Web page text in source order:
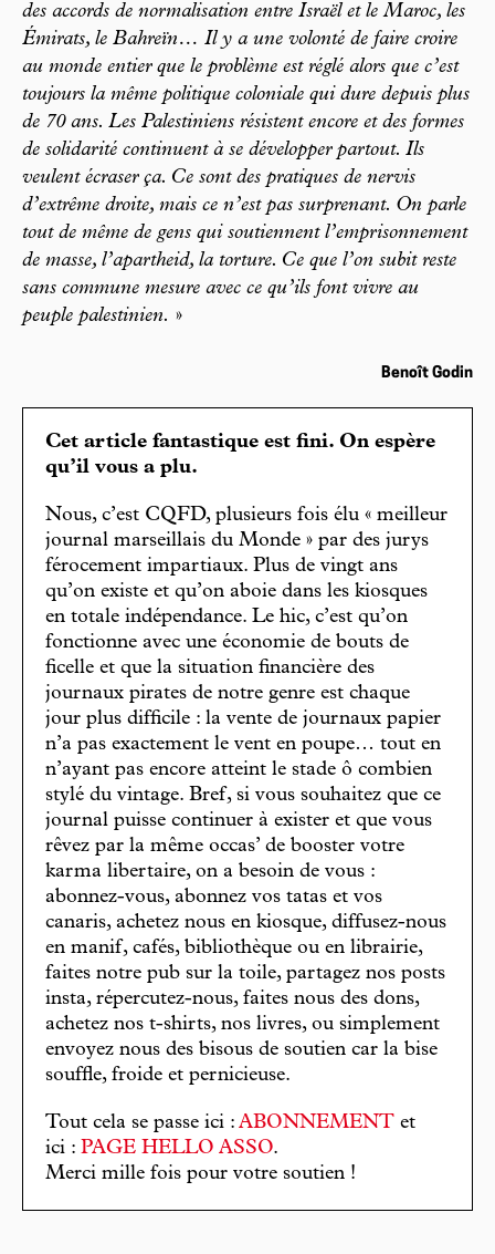
des accords de normalisation entre Israël et le Maroc, les
Émirats, le Bahreïn… Il y a une volonté de faire croire
au monde entier que le problème est réglé alors que c’est
toujours la même politique coloniale qui dure depuis plus
de 70 ans. Les Palestiniens résistent encore et des formes
de solidarité continuent à se développer partout. Ils
veulent écraser ça. Ce sont des pratiques de nervis
d’extrême droite, mais ce n’est pas surprenant. On parle
tout de même de gens qui soutiennent l’emprisonnement
de masse, l’apartheid, la torture. Ce que l’on subit reste
sans commune mesure avec ce qu’ils font vivre au
peuple palestinien. »
Benoît Godin
Cet article fantastique est fini. On espère
qu’il vous a plu.
Nous, c’est CQFD, plusieurs fois élu « meilleur
journal marseillais du Monde » par des jurys
férocement impartiaux. Plus de vingt ans
qu’on existe et qu’on aboie dans les kiosques
en totale indépendance. Le hic, c’est qu’on
fonctionne avec une économie de bouts de
ficelle et que la situation financière des
journaux pirates de notre genre est chaque
jour plus difficile : la vente de journaux papier
n’a pas exactement le vent en poupe… tout en
n’ayant pas encore atteint le stade ô combien
stylé du vintage. Bref, si vous souhaitez que ce
journal puisse continuer à exister et que vous
rêvez par la même occas’ de booster votre
karma libertaire, on a besoin de vous :
abonnez-vous, abonnez vos tatas et vos
canaris, achetez nous en kiosque, diffusez-nous
en manif, cafés, bibliothèque ou en librairie,
faites notre pub sur la toile, partagez nos posts
insta, répercutez-nous, faites nous des dons,
achetez nos t-shirts, nos livres, ou simplement
envoyez nous des bisous de soutien car la bise
souffle, froide et pernicieuse.
Tout cela se passe ici : ABONNEMENT et
ici : PAGE HELLO ASSO.
Merci mille fois pour votre soutien !